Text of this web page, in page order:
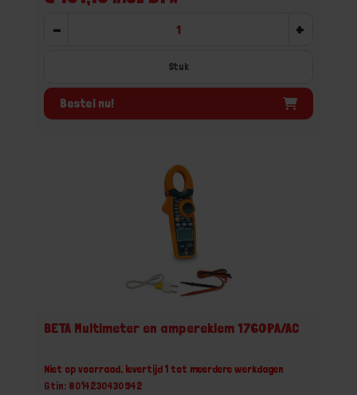
- +
Stuk
Bestel nu!
BETA Multimeter en ampereklem 1760PA/AC
Niet op voorraad, levertijd 1 tot meerdere werkdagen
Gtin: 8014230430942